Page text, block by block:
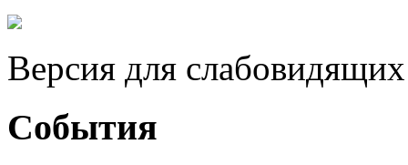
Версия для слабовидящих
События